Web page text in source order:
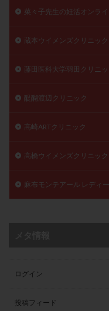
菜々子先生の妊活オンライ
蔵本ウイメンズクリニック
藤田医科大学羽田クリニッ
醍醐渡辺クリニック
高崎ARTクリニック
高橋ウイメンズクリニック
麻布モンテアール レディ
ログイン
投稿フィード